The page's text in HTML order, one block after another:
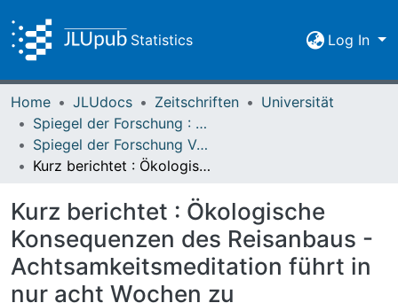
Statistics Log In
Home JLUdocs Zeitschriften
Universität
Spiegel der Forschung : Wissenschaftsmagazin
Spiegel der Forschung Vol. 28 (2011) Heft 1
Kurz berichtet : Ökologische Konsequenzen des Reisanbaus - Achtsamkeitsmeditation führt in nur acht Wochen zu Veränderungenin der Hirnstruktur - Elektrische Raumfahrtantriebe - Zur Dimension von komplexen Netzwerken - Gießener Rechtswissenschaftler als Richter beim Bundesverfassungsgericht
Kurz berichtet : Ökologische
Konsequenzen des Reisanbaus -
Achtsamkeitsmeditation führt in
nur acht Wochen zu